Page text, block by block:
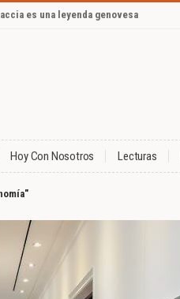
es una leyenda genovesa
Hoy Con Nosotros Lecturas